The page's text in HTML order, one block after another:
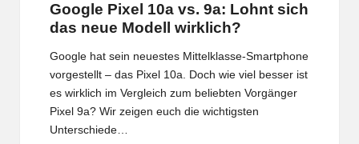
Google Pixel 10a vs. 9a: Lohnt sich
das neue Modell wirklich?
Google hat sein neuestes Mittelklasse-Smartphone
vorgestellt – das Pixel 10a. Doch wie viel besser ist
es wirklich im Vergleich zum beliebten Vorgänger
Pixel 9a? Wir zeigen euch die wichtigsten
Unterschiede…